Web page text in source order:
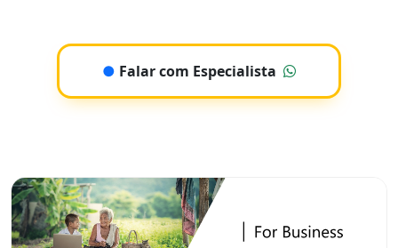
● Falar com Especialista